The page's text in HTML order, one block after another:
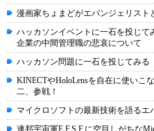
漫画家ちょまどがエバンジェリスト
ハッカソンイベントに一石を投じ
企業の中間管理職の悲哀について
ハッカソン問題に一石を投じてみる
KINECTやHoloLensを自在に使いこ
二、参戦！
マイクロソフトの最新技術を語るエ
連邦宇宙軍E.F.S.F.に空目しがちな